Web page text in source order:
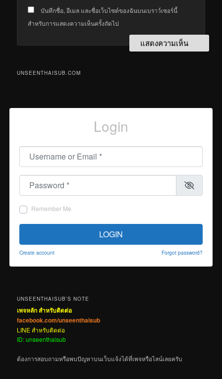
บันทึกชื่อ, อีเมล และชื่อเว็บไซต์ของฉันบนเบราว์เซอร์นี้
สำหรับการแสดงความเห็นครั้งถัดไป
UNSEENTHAISUB.COM
Login
Username or Email
Password
Remember Me
LOGIN
Create account Forgot password?
UNSEENTHAISUB’S NOTE
เพจหลัก สำหรับติดต่อ
facebook.com/unseenthaisub
LINE สำหรับติดต่อ
ID: unseenthaisub
ต้องการสอบถามหรือพบปัญหาบนเว็บแจ้งได้ที่เพจหรือไลน์เลยครับ